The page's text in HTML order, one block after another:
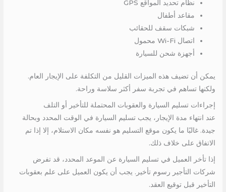
نظام تحديد المواقع GPS
مقاعد أطفال
شبكات سقف للحقائب
اتصال Wi-Fi محمول
أجهزة شحن للسيارة
يمكن أن تضيف هذه الميزات القليل من التكلفة على الإيجار العام.
ولكنها تساهم في تجربة سفر أكثر سلاسة وراحة.
إجراءات تسليم السيارة والعقوبات المحتملة للتأخير أو التلف
عند انتهاء مدة الإيجار، يجب تسليم السيارة في الوقت المحدد وبحالة
جيدة. غالبًا ما يكون موقع التسليم هو نفسه مكان الاستلام، إلا إذا تم
الاتفاق على خلاف ذلك.
إذا تأخر العميل في تسليم السيارة عن الموعد المحدد، قد تفرض
شركات التأجير رسوم تأخير. يجب أن يكون العميل على علم بعقوبات
التأخير قبل توقيع العقد.